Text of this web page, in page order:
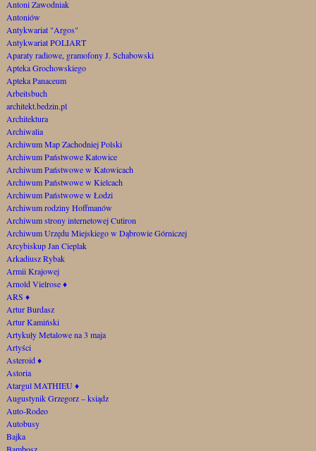
Antoni Zawodniak
Antoniów
Antykwariat "Argos"
Antykwariat POLIART
Aparaty radiowe, gramofony J. Schabowski
Apteka Grochowskiego
Apteka Panaceum
Arbeitsbuch
architekt.bedzin.pl
Architektura
Archiwalia
Archiwum Map Zachodniej Polski
Archiwum Państwowe Katowice
Archiwum Państwowe w Katowicach
Archiwum Państwowe w Kielcach
Archiwum Państwowe w Łodzi
Archiwum rodziny Hoffmanów
Archiwum strony internetowej Cutiron
Archiwum Urzędu Miejskiego w Dąbrowie Górniczej
Arcybiskup Jan Cieplak
Arkadiusz Rybak
Armii Krajowej
Arnold Vielrose♦
ARS ♦
Artur Burdasz
Artur Kamiński
Artykuły Metalowe na 3 maja
Artyści
Asteroid♦
Astoria
Atargul MATHIEU♦
Augustynik Grzegorz – ksiądz
Auto-Rodeo
Autobusy
Bajka
Bambosz